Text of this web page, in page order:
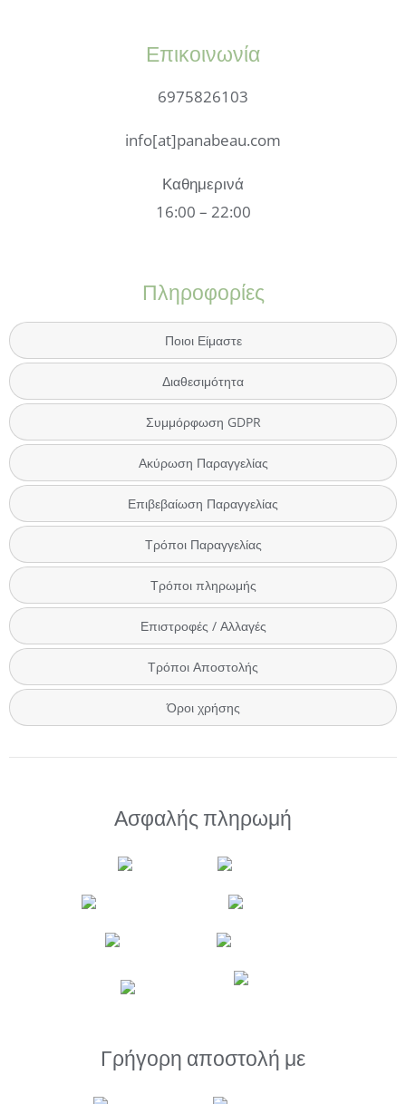
Επικοινωνία
6975826103
info[at]panabeau.com
Καθημερινά
16:00 – 22:00
Πληροφορίες
Ποιοι Είμαστε
Διαθεσιμότητα
Συμμόρφωση GDPR
Ακύρωση Παραγγελίας
Επιβεβαίωση Παραγγελίας
Τρόποι Παραγγελίας
Τρόποι πληρωμής
Επιστροφές / Αλλαγές
Τρόποι Αποστολής
Όροι χρήσης
Ασφαλής πληρωμή
Γρήγορη αποστολή με